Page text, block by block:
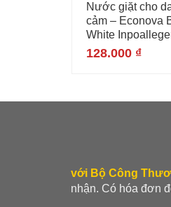
Nước giặt cho
cảm – Econova
White
128.000 ₫
với Bộ Công
nhận. Có hóa đơn